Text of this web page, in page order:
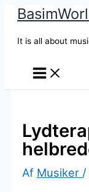
It is all about
Af Musiker /